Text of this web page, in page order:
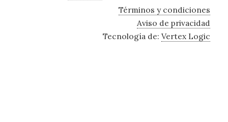
Términos y condiciones
Aviso de privacidad
Tecnología de:Vertex Logic